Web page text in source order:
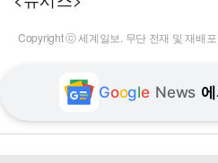
Copyright ⓒ 세계일보. 무단 전재 및 재배포
Google News